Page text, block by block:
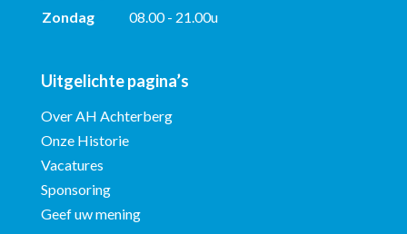
Zondag
08.00 - 21.00u
Uitgelichte pagina’s
Over AH Achterberg
Onze Historie
Vacatures
Sponsoring
Geef uw mening